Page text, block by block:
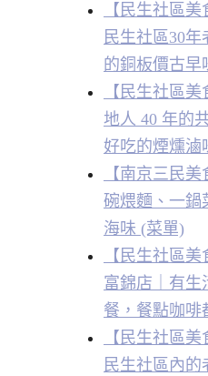
【民生社區美
民生社區30
的銅板價古早
【民生社區
地人 40 年的
好吃的煙燻滷
【南京三民
碗煨麵、一鍋
海味 (菜單)
【民生社區
富錦店｜有生
餐，餐點咖啡
【民生社區
民生社區內的